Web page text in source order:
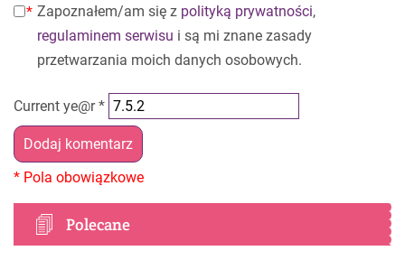
Zapoznałem/am się z polityką prywatności,
regulaminem serwisu i są mi znane zasady
przetwarzania moich danych osobowych.
Current ye@r*
Polecane